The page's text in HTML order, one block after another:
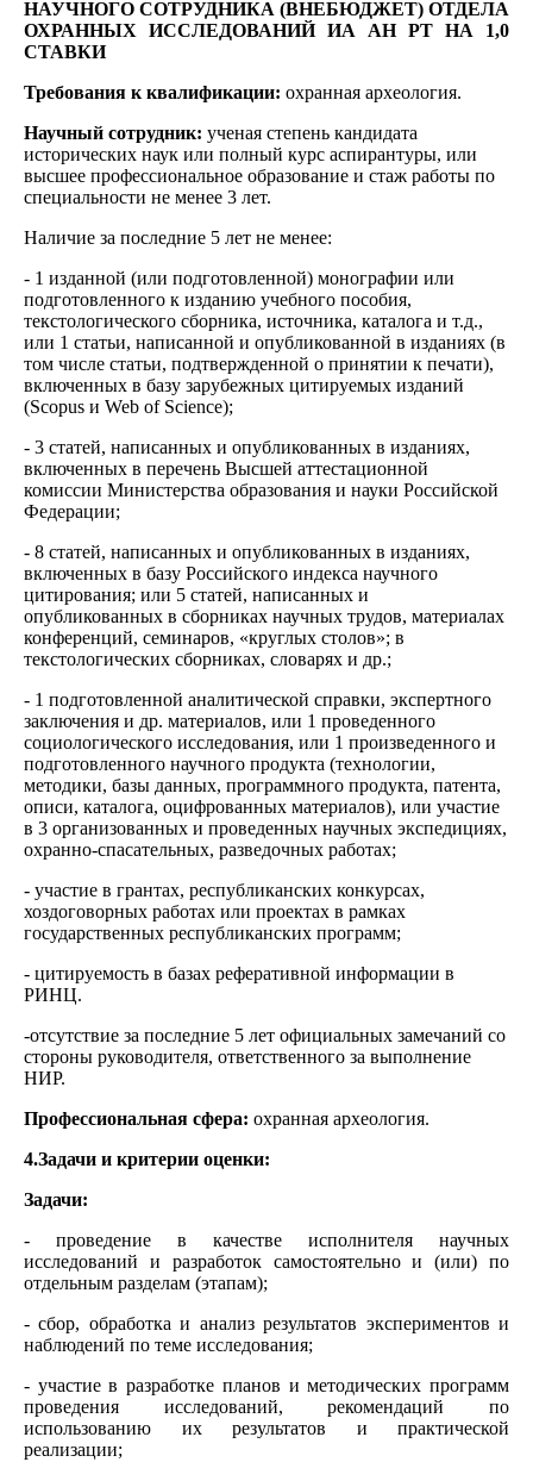
НАУЧНОГО СОТРУДНИКА (ВНЕБЮДЖЕТ) ОТДЕЛА
ОХРАННЫХ ИССЛЕДОВАНИЙ ИА АН РТ НА 1,0
СТАВКИ
Требования к квалификации: охранная археология.
Научный сотрудник: ученая степень кандидата
исторических наук или полный курс аспирантуры, или
высшее профессиональное образование и стаж работы по
специальности не менее 3 лет.
Наличие за последние 5 лет не менее:
- 1 изданной (или подготовленной) монографии или
подготовленного к изданию учебного пособия,
текстологического сборника, источника, каталога и т.д.,
или 1 статьи, написанной и опубликованной в изданиях (в
том числе статьи, подтвержденной о принятии к печати),
включенных в базу зарубежных цитируемых изданий
(Scopus и Web of Science);
- 3 статей, написанных и опубликованных в изданиях,
включенных в перечень Высшей аттестационной
комиссии Министерства образования и науки Российской
Федерации;
- 8 статей, написанных и опубликованных в изданиях,
включенных в базу Российского индекса научного
цитирования; или 5 статей, написанных и
опубликованных в сборниках научных трудов, материалах
конференций, семинаров, «круглых столов»; в
текстологических сборниках, словарях и др.;
- 1 подготовленной аналитической справки, экспертного
заключения и др. материалов, или 1 проведенного
социологического исследования, или 1 произведенного и
подготовленного научного продукта (технологии,
методики, базы данных, программного продукта, патента,
описи, каталога, оцифрованных материалов), или участие
в 3 организованных и проведенных научных экспедициях,
охранно-спасательных, разведочных работах;
- участие в грантах, республиканских конкурсах,
хоздоговорных работах или проектах в рамках
государственных республиканских программ;
- цитируемость в базах реферативной информации в
РИНЦ.
-отсутствие за последние 5 лет официальных замечаний со
стороны руководителя, ответственного за выполнение
НИР.
Профессиональная сфера: охранная археология.
4.Задачи и критерии оценки:
Задачи:
- проведение в качестве исполнителя научных
исследований и разработок самостоятельно и (или) по
отдельным разделам (этапам);
- сбор, обработка и анализ результатов экспериментов и
наблюдений по теме исследования;
- участие в разработке планов и методических программ
проведения исследований, рекомендаций по
использованию их результатов и практической
реализации;